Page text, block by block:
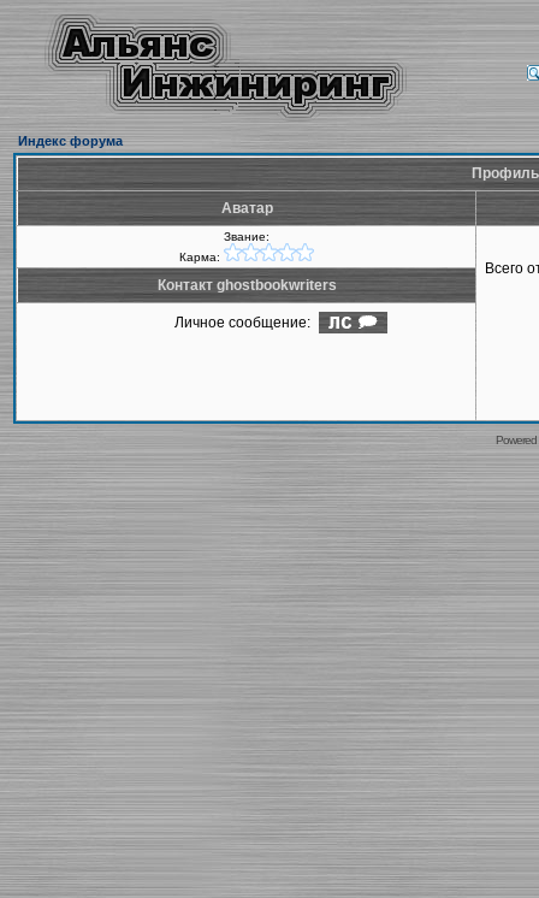
Индекс форума
Аватар
Звание:
Карма:
Всего
Контакт ghostbookwriters
Личное сообщение: